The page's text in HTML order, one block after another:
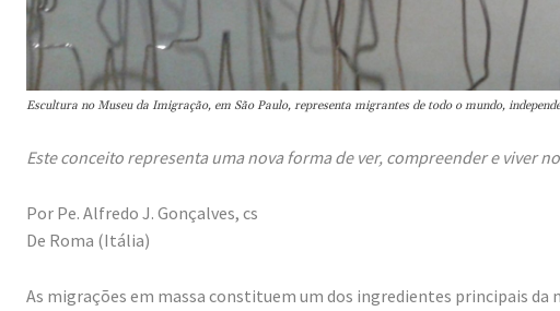
Escultura no Museu da Imigração, em São Paulo, representa migrantes de todo o mundo,
Este conceito representa uma nova forma de ver, compreender e viver
Por Pe. Alfredo J. Gonçalves, cs
De Roma (Itália)
As migrações em massa constituem um dos ingredientes principais da